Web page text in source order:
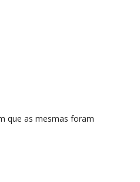
que as mesmas foram